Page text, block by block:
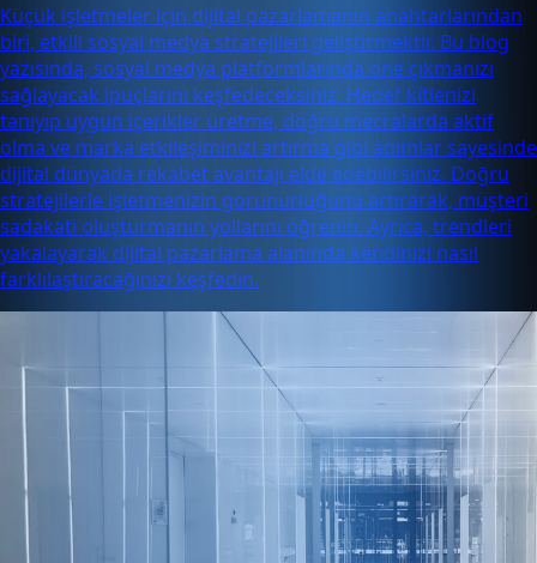
Küçük işletmeler için dijital pazarlamanın anahtarlarından
biri, etkili sosyal medya stratejileri geliştirmektir. Bu blog
yazısında, sosyal medya platformlarında öne çıkmanızı
sağlayacak ipuçlarını keşfedeceksiniz. Hedef kitlenizi
tanıyıp uygun içerikler üretme, doğru mecralarda aktif
olma ve marka etkileşiminizi artırma gibi adımlar sayesinde
dijital dünyada rekabet avantajı elde edebilirsiniz. Doğru
stratejilerle işletmenizin görünürlüğünü artırarak, müşteri
sadakati oluşturmanın yollarını öğrenin. Ayrıca, trendleri
yakalayarak dijital pazarlama alanında kendinizi nasıl
farklılaştıracağınızı keşfedin.